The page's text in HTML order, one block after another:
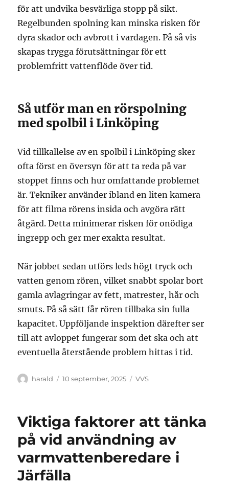
för att undvika besvärliga stopp på sikt.
Regelbunden spolning kan minska risken för
dyra skador och avbrott i vardagen. På så vis
skapas trygga förutsättningar för ett
problemfritt vattenflöde över tid.
Så utför man en rörspolning
med spolbil i Linköping
Vid tillkallelse av en spolbil i Linköping sker
ofta först en översyn för att ta reda på var
stoppet finns och hur omfattande problemet
är. Tekniker använder ibland en liten kamera
för att filma rörens insida och avgöra rätt
åtgärd. Detta minimerar risken för onödiga
ingrepp och ger mer exakta resultat.
När jobbet sedan utförs leds högt tryck och
vatten genom rören, vilket snabbt spolar bort
gamla avlagringar av fett, matrester, hår och
smuts. På så sätt får rören tillbaka sin fulla
kapacitet. Uppföljande inspektion därefter ser
till att avloppet fungerar som det ska och att
eventuella återstående problem hittas i tid.
Författare
harald
Publicerat
10 september, 2025 Kategorier
VVS
Viktiga faktorer att tänka
på vid användning av
varmvattenberedare i
Järfälla